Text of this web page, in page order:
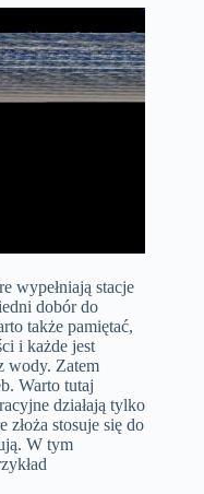
wypełniają stacje
dobór do
także pamiętać,
i każde jest
wody. Zatem
Warto tutaj
działają tylko
stosuje się do
W tym